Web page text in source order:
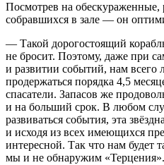
Посмотрев на обескураженные,
собравшихся в зале — он
— Такой дорогостоящий
не бросит. Поэтому, даже при
и развитии событий, нам всего
продержаться порядка 4,5
спасатели. Запасов же
и на больший срок. В любом
развиваться события, эта
и исходя из всех имеющихся
интересной. Так что нам будет
мы и не обнаружим «Терцения».